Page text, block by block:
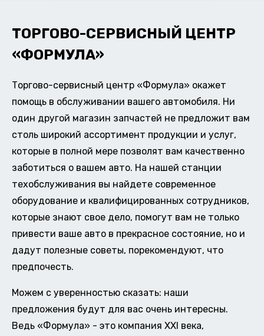
ТОРГОВО-СЕРВИСНЫЙ ЦЕНТР
«ФОРМУЛА»
Торгово-сервисный центр «Формула» окажет
помощь в обслуживании вашего автомобиля. Ни
один другой магазин запчастей не предложит вам
столь широкий ассортимент продукции и услуг,
которые в полной мере позволят вам качественно
заботиться о вашем авто. На нашей станции
техобслуживания вы найдете современное
оборудование и квалифицированных сотрудников,
которые знают свое дело, помогут вам не только
привести ваше авто в прекрасное состояние, но и
дадут полезные советы, порекомендуют, что
предпочесть.
Можем с уверенностью сказать: наши
предложения будут для вас очень интересны.
Ведь «Формула» - это компания XXI века,